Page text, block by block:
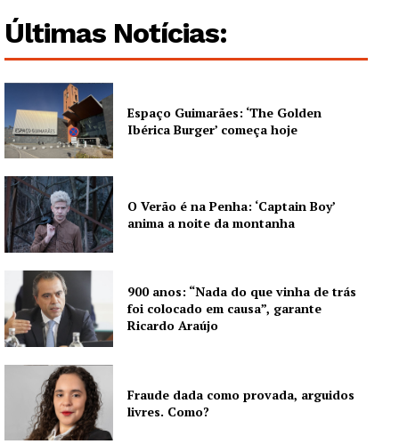
SUBSCREVA JÁ!
Institucional
Artigos
Edição Digital
Europa
Publicidade
Quero ser Assinante
Últimas Notícias:
Espaço Guimarães: ‘The Golden
Ibérica Burger’ começa hoje
O Verão é na Penha: ‘Captain Boy’
anima a noite da montanha
900 anos: “Nada do que vinha de trás
foi colocado em causa”, garante
Ricardo Araújo
Fraude dada como provada, arguidos
livres. Como?